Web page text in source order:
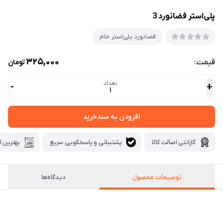
پلی‌استر فضانورد 3
فضانورد پلی‌استر خام
قیمت: 325,000تومان
+ تعداد
1
-
افزودن به سبدخرید
گارانتی اصالت کالا پشتیبانی و پاسخگویی سریع بهترین
توضیحات محصول دیدگاه‌ها